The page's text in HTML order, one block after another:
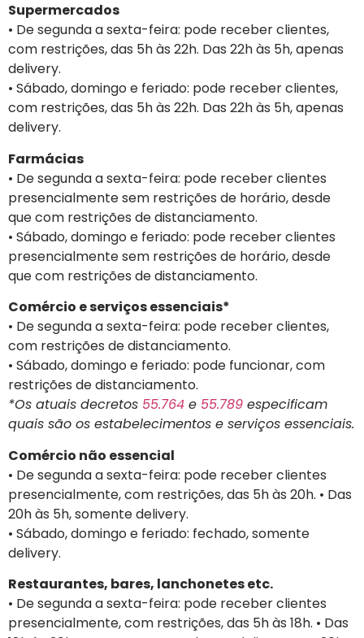
Supermercados
• De segunda a sexta-feira: pode receber clientes,
com restrições, das 5h às 22h. Das 22h às 5h, apenas
delivery.
• Sábado, domingo e feriado: pode receber clientes,
com restrições, das 5h às 22h. Das 22h às 5h, apenas
delivery.
Farmácias
• De segunda a sexta-feira: pode receber clientes
presencialmente sem restrições de horário, desde
que com restrições de distanciamento.
• Sábado, domingo e feriado: pode receber clientes
presencialmente sem restrições de horário, desde
que com restrições de distanciamento.
Comércio e serviços essenciais*
• De segunda a sexta-feira: pode receber clientes,
com restrições de distanciamento.
• Sábado, domingo e feriado: pode funcionar, com
restrições de distanciamento.
*Os atuais decretos 55.764 e 55.789 especificam
quais são os estabelecimentos e serviços essenciais.
Comércio não essencial
• De segunda a sexta-feira: pode receber clientes
presencialmente, com restrições, das 5h às 20h. • Das
20h às 5h, somente delivery.
• Sábado, domingo e feriado: fechado, somente
delivery.
Restaurantes, bares, lanchonetes etc.
• De segunda a sexta-feira: pode receber clientes
presencialmente, com restrições, das 5h às 18h. • Das